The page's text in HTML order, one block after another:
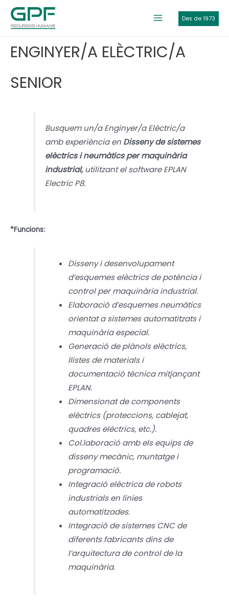
contingut
Menu
Des de 1973
ENGINYER/A ELÈCTRIC/A
SENIOR
Busquem un/a Enginyer/a Elèctric/a
amb experiència en Disseny de sistemes
elèctrics i neumàtics per maquinària
industrial,utilitzant el software EPLAN
Electric P8.
*Funcions:
Disseny i desenvolupament
d’esquemes elèctrics de potència i
control per maquinària industrial.
Elaboració d’esquemes neumàtics
orientat a sistemes automatitzats i
maquinària especial.
Generació de plànols elèctrics,
llistes de materials i
documentació tècnica mitjançant
EPLAN.
Dimensionat de components
elèctrics (proteccions, cablejat,
quadres elèctrics, etc.).
Col.laboració amb els equips de
disseny mecànic, muntatge i
programació.
Integració elèctrica de robots
industrials en línies
automatitzades.
Integració de sistemes CNC de
diferents fabricants dins de
l’arquitectura de control de la
maquinària.